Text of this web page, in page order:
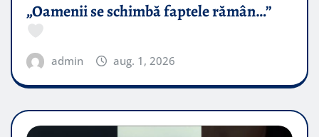
„Oamenii se schimbă faptele rămân…”
admin aug. 1, 2026